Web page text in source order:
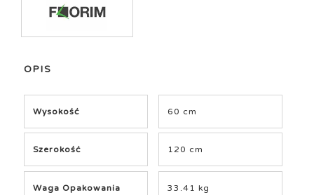
OPIS
Wysokość 60 cm
Szerokość 120 cm
Waga Opakowania 33.41 kg